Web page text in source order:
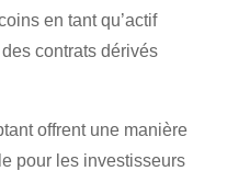
en tant qu’actif
contrats dérivés
offrent une manière
pour les investisseurs